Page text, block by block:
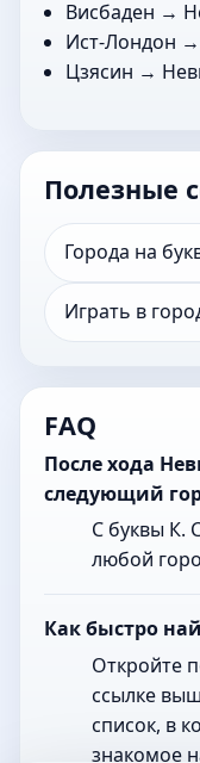
Висбаден →
Ист-Лондон
Цзясин →
Полезные
Города на
Играть в
FAQ
После хода
следующий
С буквы К.
любой
Как быстро
Откройте
ссылке
список, в
знакомое